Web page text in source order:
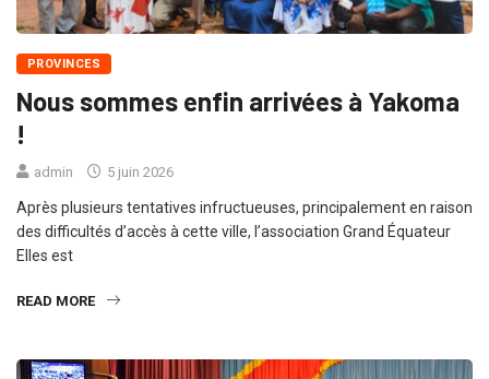
PROVINCES
Nous sommes enfin arrivées à Yakoma
!
admin 5 juin 2026
Après plusieurs tentatives infructueuses, principalement en raison
des difficultés d’accès à cette ville, l’association Grand Équateur
Elles est
READ MORE